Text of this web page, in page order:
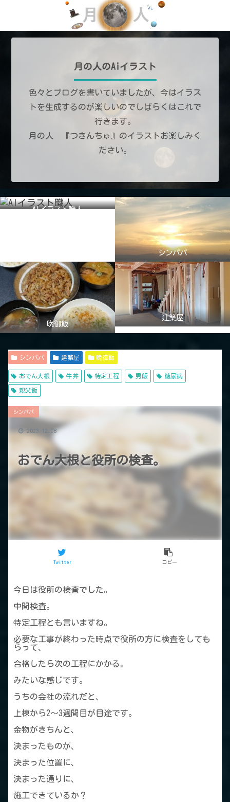
月の人のAiイラスト
色々とブログを書いていましたが、今はイラス
トを生成するのが楽しいのでしばらくはこれで
行きます。
月の人 『つきんちゅ』のイラストお楽しみく
ださい。
AIイラスト職人
シンパパ
晩御飯
建築屋
シンパパ 建築屋 晩御飯
おでん大根 牛丼 特定工程 男飯 糖尿病
親父飯
おでん大根と役所の検査。
シンパパ
Twitter コピー
2023.12.08
今日は役所の検査でした。
中間検査。
特定工程とも言いますね。
必要な工事が終わった時点で役所の方に検査をしても
らって、
合格したら次の工程にかかる。
みたいな感じです。
うちの会社の流れだと、
上棟から2～3週間目が目途です。
金物がきちんと、
決まったものが、
決まった位置に、
決まった通りに、
施工できているか？